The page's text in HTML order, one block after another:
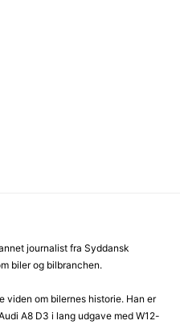
journalist fra Syddansk
biler og bilbranchen.
viden om bilernes historie. Han er
A8 D3 i lang udgave med W12-